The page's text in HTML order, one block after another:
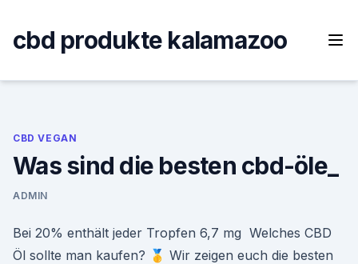
content
cbd produkte kalamazoo
CBD VEGAN
Was sind die besten cbd-öle_
ADMIN
Bei 20% enthält jeder Tropfen 6,7 mg Welches CBD
Öl sollte man kaufen? 🥇 Wir zeigen euch die besten